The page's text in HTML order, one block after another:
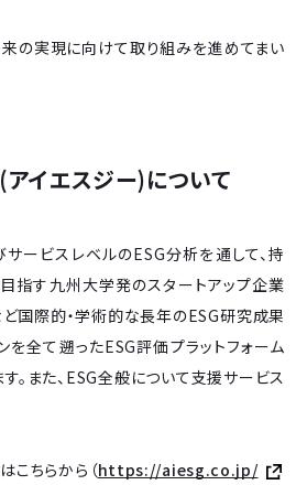
の実現に向けて取り組みを進めてまい
イエスジー)について
サービスレベルのESG分析を通して、持
指す九州大学発のスタートアップ企業
国際的・学術的な長年のESG研究成果
を全て遡ったESG評価プラットフォーム
す。また、ESG全般について支援サービス
こちらから（https://aiesg.co.jp/